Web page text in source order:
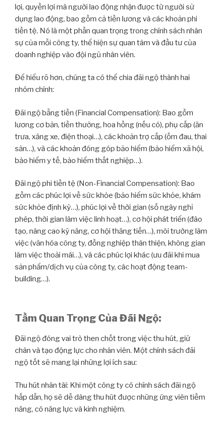
lợi, quyền lợi mà người lao động nhận được từ người sử
dụng lao động, bao gồm cả tiền lương và các khoản phi
tiền tệ. Nó là một phần quan trọng trong chính sách nhân
sự của mỗi công ty, thể hiện sự quan tâm và đầu tư của
doanh nghiệp vào đội ngũ nhân viên.
Để hiểu rõ hơn, chúng ta có thể chia đãi ngộ thành hai
nhóm chính:
Đãi ngộ bằng tiền (Financial Compensation): Bao gồm
lương cơ bản, tiền thưởng, hoa hồng (nếu có), phụ cấp (ăn
trưa, xăng xe, điện thoại…), các khoản trợ cấp (ốm đau, thai
sản…), và các khoản đóng góp bảo hiểm (bảo hiểm xã hội,
bảo hiểm y tế, bảo hiểm thất nghiệp…).
Đãi ngộ phi tiền tệ (Non-Financial Compensation): Bao
gồm các phúc lợi về sức khỏe (bảo hiểm sức khỏe, khám
sức khỏe định kỳ…), phúc lợi về thời gian (số ngày nghỉ
phép, thời gian làm việc linh hoạt…), cơ hội phát triển (đào
tạo, nâng cao kỹ năng, cơ hội thăng tiến…), môi trường làm
việc (văn hóa công ty, đồng nghiệp thân thiện, không gian
làm việc thoải mái…), và các phúc lợi khác (ưu đãi khi mua
sản phẩm/dịch vụ của công ty, các hoạt động team-
building…).
Tầm Quan Trọng Của Đãi Ngộ:
Đãi ngộ đóng vai trò then chốt trong việc thu hút, giữ
chân và tạo động lực cho nhân viên. Một chính sách đãi
ngộ tốt sẽ mang lại những lợi ích sau:
Thu hút nhân tài: Khi một công ty có chính sách đãi ngộ
hấp dẫn, họ sẽ dễ dàng thu hút được những ứng viên tiềm
năng, có năng lực và kinh nghiệm.